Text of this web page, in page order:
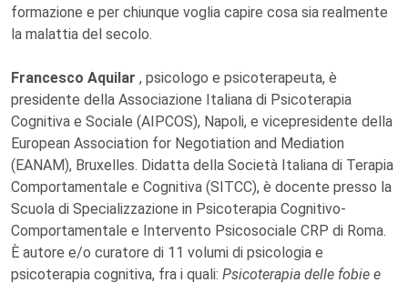
formazione e per chiunque voglia capire cosa sia realmente
la malattia del secolo.
Francesco Aquilar , psicologo e psicoterapeuta, è
presidente della Associazione Italiana di Psicoterapia
Cognitiva e Sociale (AIPCOS), Napoli, e vicepresidente della
European Association for Negotiation and Mediation
(EANAM), Bruxelles. Didatta della Società Italiana di Terapia
Comportamentale e Cognitiva (SITCC), è docente presso la
Scuola di Specializzazione in Psicoterapia Cognitivo-
Comportamentale e Intervento Psicosociale CRP di Roma.
È autore e/o curatore di 11 volumi di psicologia e
psicoterapia cognitiva, fra i quali: Psicoterapia delle fobie e